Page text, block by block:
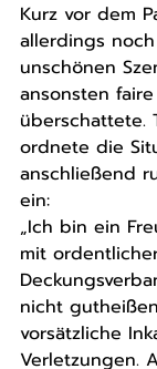
Kurz vor dem
allerdings
unschönen
ansonsten
überschattete.
ordnete die
anschließend
ein:
„Ich bin ein
mit
nicht
vorsätzliche
Verletzungen.